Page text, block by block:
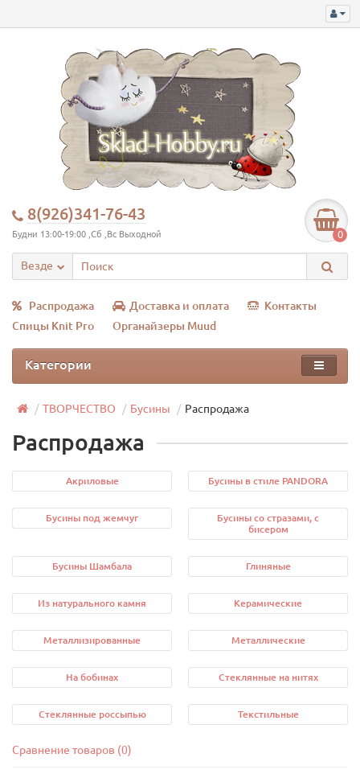
8(926)341-76-43
Будни 13:00-19:00 ,Сб ,Вс Выходной 0
Везде
Распродажа Доставка и оплата
Контакты
Спицы Knit Pro
Органайзеры Muud
Категории
ТВОРЧЕСТВО Бусины Распродажа
Распродажа
Акриловые Бусины в стиле PANDORA
Бусины под жемчуг
Бусины со стразами, с
бисером
Бусины Шамбала Глиняные
Из натурального камня Керамические
Металлизированные Металлические
На бобинах Стеклянные на нитях
Стеклянные россыпью Текстильные
Сравнение товаров (0)